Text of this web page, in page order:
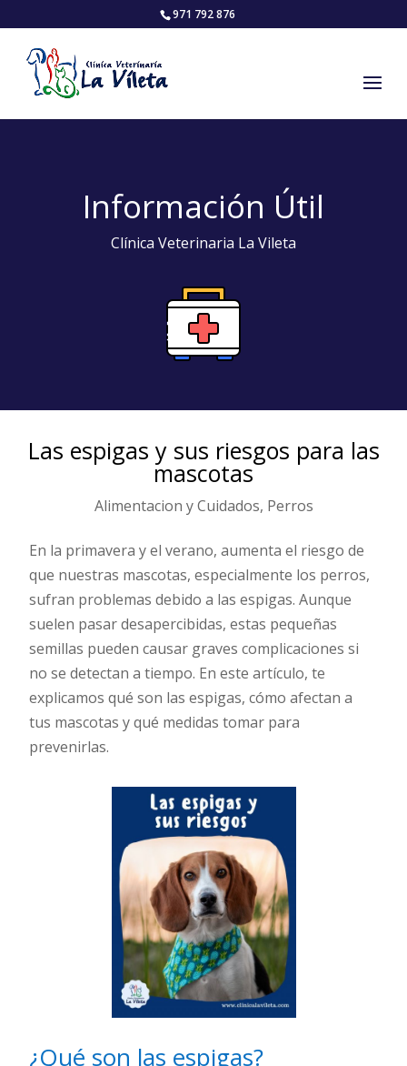
971 792 876
Información Útil
Clínica Veterinaria La Vileta
Las espigas y sus riesgos para las
mascotas
Alimentacion y Cuidados, Perros
En la primavera y el verano, aumenta el riesgo de
que nuestras mascotas, especialmente los perros,
sufran problemas debido a las espigas. Aunque
suelen pasar desapercibidas, estas pequeñas
semillas pueden causar graves complicaciones si
no se detectan a tiempo. En este artículo, te
explicamos qué son las espigas, cómo afectan a
tus mascotas y qué medidas tomar para
prevenirlas.
¿Qué son las espigas?